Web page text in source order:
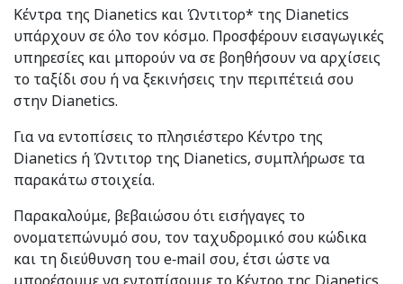
Κέντρα της Dianetics και Ώντιτορ* της Dianetics
υπάρχουν σε όλο τον κόσμο. Προσφέρουν εισαγωγικές
υπηρεσίες και μπορούν να σε βοηθήσουν να αρχίσεις
το ταξίδι σου ή να ξεκινήσεις την περιπέτειά σου
στην Dianetics.
Για να εντοπίσεις το πλησιέστερο Κέντρο της
Dianetics ή Ώντιτορ της Dianetics, συμπλήρωσε τα
παρακάτω στοιχεία.
Παρακαλούμε, βεβαιώσου ότι εισήγαγες το
ονοματεπώνυμό σου, τον ταχυδρομικό σου κώδικα
και τη διεύθυνση του e‑mail σου, έτσι ώστε να